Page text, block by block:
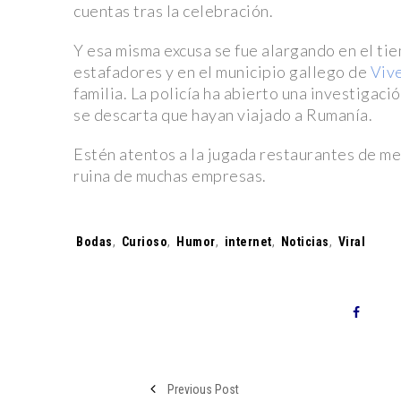
Resguardo y recuperación en el Zoológico Tamatán:
lince y ocelote reciben atención integral
Fallece Pilo Chistes, el reconocido comediante
Montemorelos
Sensor de Airbag
Apple lanza Apple Vision Pro, su innovadora solución
Nayib Bukele es reelegido como presidente de El
Buscan Soluciones Después del Caso Taylor
cuentas tras la celebración.
Y esa misma excusa se fue alargando en el
estafadores y en el municipio gallego de
familia. La policía ha abierto una
se descarta que hayan viajado a Rumanía.
Estén atentos a la jugada restaurantes de
ruina de muchas empresas.
Tags:
Bodas, Curioso, Humor, internet, Noticias, Viral
Previous Post